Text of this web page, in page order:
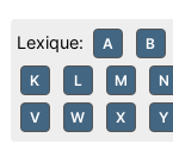
Lexique: A B
K L M N
V W X Y